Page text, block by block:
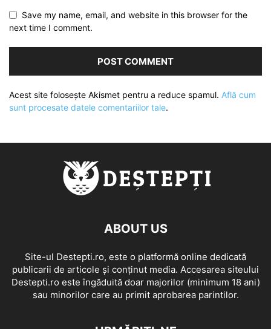
Save my name, email, and website in this browser for the
next time I comment.
Acest site folosește Akismet pentru a reduce spamul. Află cum
sunt procesate datele comentariilor tale.
ABOUT US
Site-ul Destepti.ro, este o platformă online dedicată
publicarii de articole și conținut media. Accesarea siteului
Destepti.ro este îngăduită doar majorilor (minimum 18 ani)
sau minorilor care au primit aprobarea parintilor.